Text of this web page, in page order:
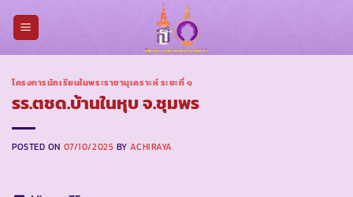
โครงการนักเรียนในพระราชานุเคราะห์ ระยะที่ ๑
รร.ตชด.บ้านในหุบ จ.ชุมพร
POSTED ON 07/10/2025 BYACHIRAYA